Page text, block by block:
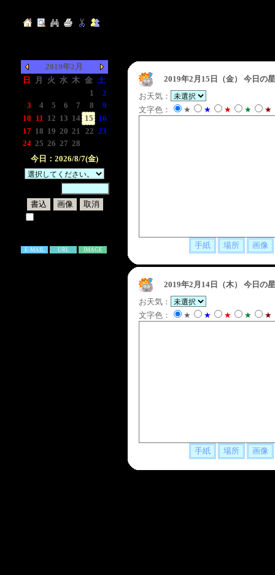
2019年2月
日
月 火 水 木 金 土
1
2
3
4 5 6 7 8
9
10 11 12 13 14 15
16
17 18 19 20 21 22 23
24 25 26 27 28
今日：2026/8/7(金)
E-MAIL URL IMAGE
2019年2月15日（金）
今日の
お天気：
文字色：
★ ★ ★ ★ ★
2019年2月14日（木）
今日の
お天気：
文字色：
★ ★ ★ ★ ★